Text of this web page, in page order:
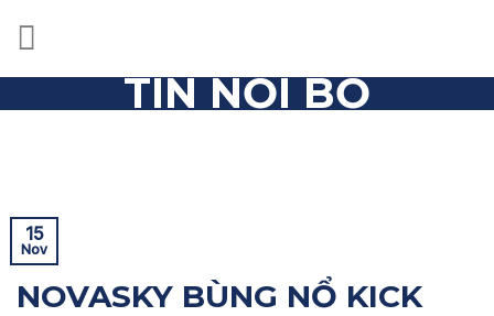
TIN NỘI BỘ
15
Nov
NOVASKY BÙNG NỔ KICK